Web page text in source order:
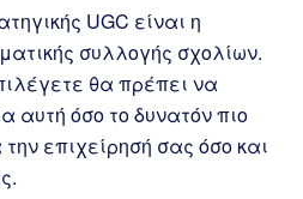
UGC είναι η
συλλογής σχολίων.
θα πρέπει να
αυτή όσο το δυνατόν πιο
επιχείρησή σας όσο και